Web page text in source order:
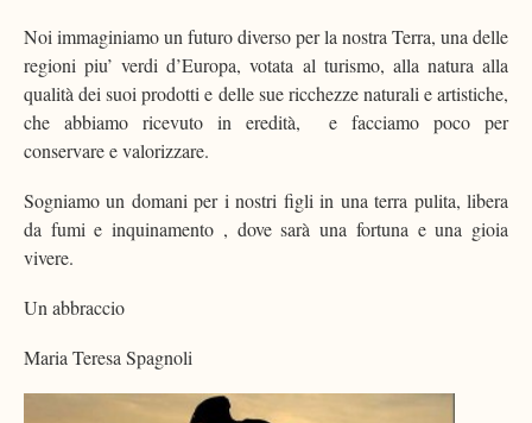
Noi immaginiamo un futuro diverso per la nostra Terra, una delle
regioni piu’ verdi d’Europa, votata al turismo, alla natura alla
qualità dei suoi prodotti e delle sue ricchezze naturali e artistiche,
che abbiamo ricevuto in eredità, e facciamo poco per
conservare e valorizzare.
Sogniamo un domani per i nostri figli in una terra pulita, libera
da fumi e inquinamento , dove sarà una fortuna e una gioia
vivere.
Un abbraccio
Maria Teresa Spagnoli